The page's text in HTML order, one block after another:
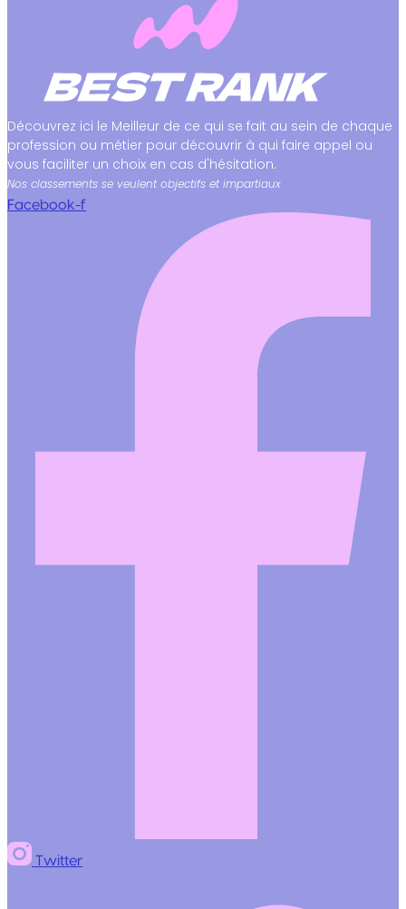
Découvrez ici le Meilleur de ce qui se fait au sein de chaque
profession ou métier pour découvrir à qui faire appel ou
vous faciliter un choix en cas d'hésitation.
Nos classements se veulent objectifs et impartiaux
Facebook-f
Twitter